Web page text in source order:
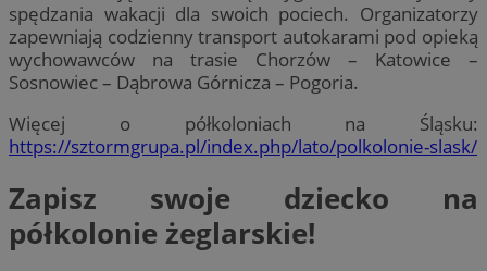
spędzania wakacji dla swoich pociech. Organizatorzy
zapewniają codzienny transport autokarami pod opieką
wychowawców na trasie Chorzów – Katowice –
Sosnowiec – Dąbrowa Górnicza – Pogoria.
Więcej o półkoloniach na Śląsku:
https://sztormgrupa.pl/index.php/lato/polkolonie-slask/
Zapisz swoje dziecko na
półkolonie żeglarskie!